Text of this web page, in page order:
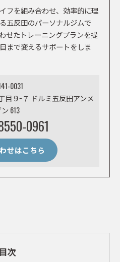
フを組み合わせ、効率的に理
五反田のパーソナルジムで
せたトレーニングプランを提
まで変えるサポートをしま
0031
目９−７ ドルミ五反田アンメ
613
0961
せはこちら
目次